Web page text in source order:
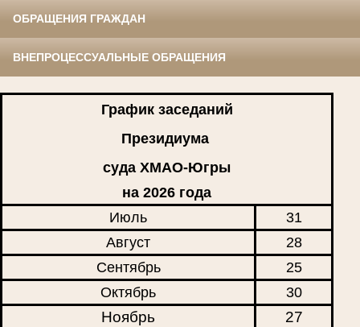
ОБРАЩЕНИЯ ГРАЖДАН
ВНЕПРОЦЕССУАЛЬНЫЕ ОБРАЩЕНИЯ
График заседаний
Президиума
суда ХМАО-Югры
на 2026 года
Июль
31
Август
28
Сентябрь
25
Октябрь
30
Ноябрь 27